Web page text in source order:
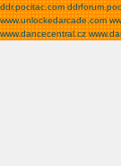
ddr.pocitac.com
www.unlockedarcade.com
www.dancecentral.cz